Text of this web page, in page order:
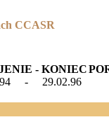
CCASR
- KONIEC
- 29.02.96